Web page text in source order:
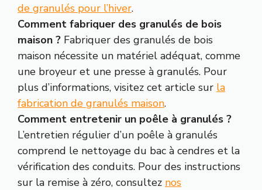
de granulés pour l’hiver.
Comment fabriquer des granulés de bois
maison ? Fabriquer des granulés de bois
maison nécessite un matériel adéquat, comme
une broyeur et une presse à granulés. Pour
plus d’informations, visitez cet article sur la
fabrication de granulés maison.
Comment entretenir un poêle à granulés ?
L’entretien régulier d’un poêle à granulés
comprend le nettoyage du bac à cendres et la
vérification des conduits. Pour des instructions
sur la remise à zéro, consultez nos